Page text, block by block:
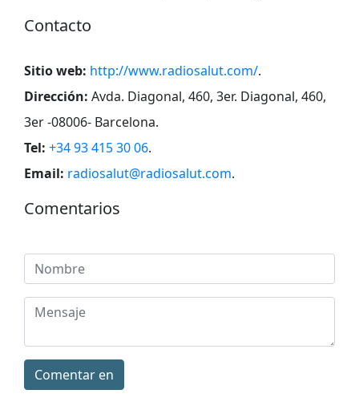
Contacto
Sitio web: http://www.radiosalut.com/.
Dirección: Avda. Diagonal, 460, 3er. Diagonal, 460,
3er -08006- Barcelona.
Tel: +34 93 415 30 06.
Email: radiosalut@radiosalut.com.
Comentarios
Comentar en